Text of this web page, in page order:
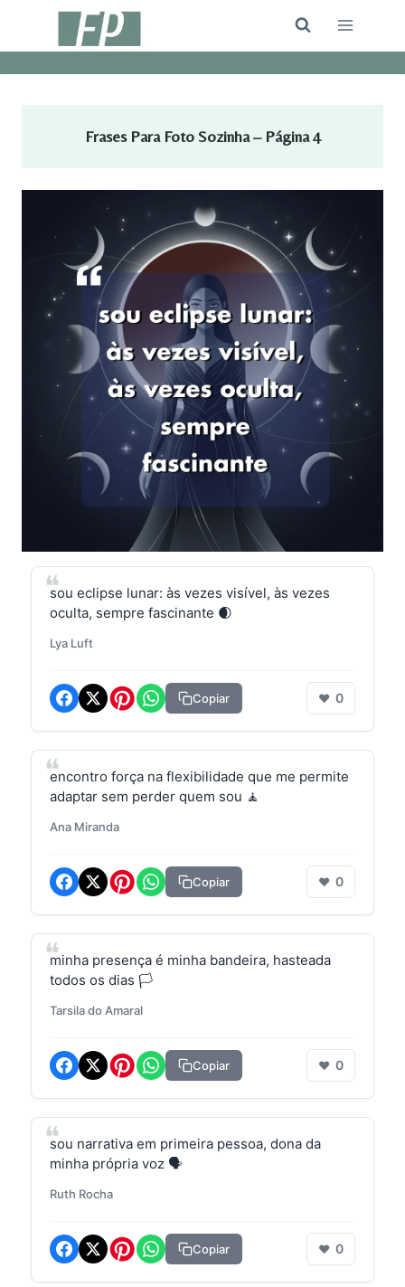
Frases Para Foto Sozinha – Página4
sou eclipse lunar: às vezes visível, às vezes
oculta, sempre fascinante 🌒
Lya Luft
Copiar ❤ 0
encontro força na flexibilidade que me permite
adaptar sem perder quem sou 🧘
Ana Miranda
Copiar ❤ 0
minha presença é minha bandeira, hasteada
todos os dias 🏳️
Tarsila do Amaral
Copiar ❤ 0
sou narrativa em primeira pessoa, dona da
minha própria voz 🗣️
Ruth Rocha
Copiar ❤ 0